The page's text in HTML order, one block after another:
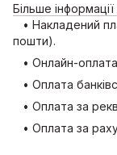
Більше
• Накладений
пошти).
• Онлайн-оплата
• Оплата
• Оплата за
• Оплата за